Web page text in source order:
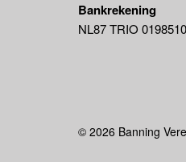
Bankrekening
NL87 TRIO
© 2026 Banning